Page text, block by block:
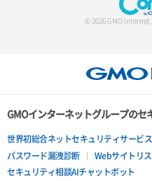
© 2026 GMO
GMOインターネットグループのセ
世界初総合ネットセキュリティサービ
パスワード漏洩診断
Webサイトリ
セキュリティ相談AIチャットボット